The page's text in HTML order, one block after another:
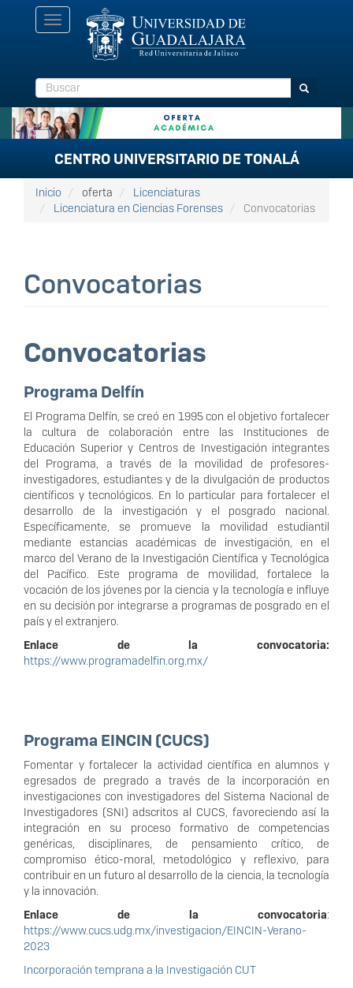
Toggle
navigation
Buscar Buscar
CENTRO UNIVERSITARIO DE TONALÁ
Inicio oferta
Licenciaturas
Licenciatura en Ciencias Forenses
Convocatorias
Convocatorias
Convocatorias
Programa Delfín
El Programa Delfín, se creó en 1995 con el objetivo fortalecer
la cultura de colaboración entre las Instituciones de
Educación Superior y Centros de Investigación integrantes
del Programa, a través de la movilidad de profesores-
investigadores, estudiantes y de la divulgación de productos
científicos y tecnológicos. En lo particular para fortalecer el
desarrollo de la investigación y el posgrado nacional.
Específicamente, se promueve la movilidad estudiantil
mediante estancias académicas de investigación, en el
marco del Verano de la Investigación Científica y Tecnológica
del Pacífico. Este programa de movilidad, fortalece la
vocación de los jóvenes por la ciencia y la tecnología e influye
en su decisión por integrarse a programas de posgrado en el
país y el extranjero.
Enlace de la convocatoria:
https://www.programadelfin.org.mx/
Programa EINCIN (CUCS)
Fomentar y fortalecer la actividad científica en alumnos y
egresados de pregrado a través de la incorporación en
investigaciones con investigadores del Sistema Nacional de
Investigadores (SNI) adscritos al CUCS, favoreciendo así la
integración en su proceso formativo de competencias
genéricas, disciplinares, de pensamiento crítico, de
compromiso ético-moral, metodológico y reflexivo, para
contribuir en un futuro al desarrollo de la ciencia, la tecnología
y la innovación.
Enlace de la convocatoria:
https://www.cucs.udg.mx/investigacion/EINCIN-Verano-
2023
Incorporación temprana a la Investigación CUT